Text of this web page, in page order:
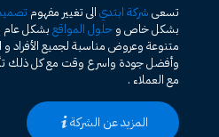
تسعى شركة ابتدي الى تغيير مفهوم
بشكل خاص و حلول المواقع بشكل عام
متنوعة وعروض مناسبة لجميع الأفراد
وأفضل جودة واسرع وقت مع كل ذلك
مع العملاء .
المزيد عن الشركة